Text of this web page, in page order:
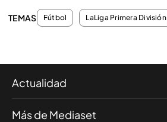
TEMAS Fútbol LaLiga Primera División
Actualidad
Más de Mediaset